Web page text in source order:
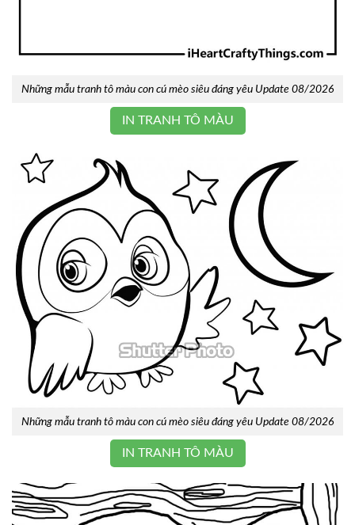
Những mẫu tranh tô màu con cú mèo siêu đáng yêu Update 08/2026
IN TRANH TÔ MÀU
Những mẫu tranh tô màu con cú mèo siêu đáng yêu Update 08/2026
IN TRANH TÔ MÀU